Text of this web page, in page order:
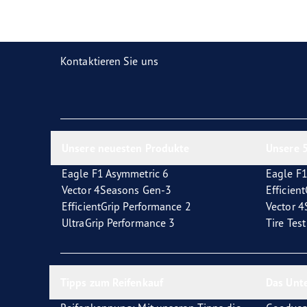
Kontaktieren Sie uns
Eagle F1 Asymmetric 6
Vector 4Seasons Gen-3
EfficientGrip Performance 2
UltraGrip Performance 3
Eagle
Vector
Tire